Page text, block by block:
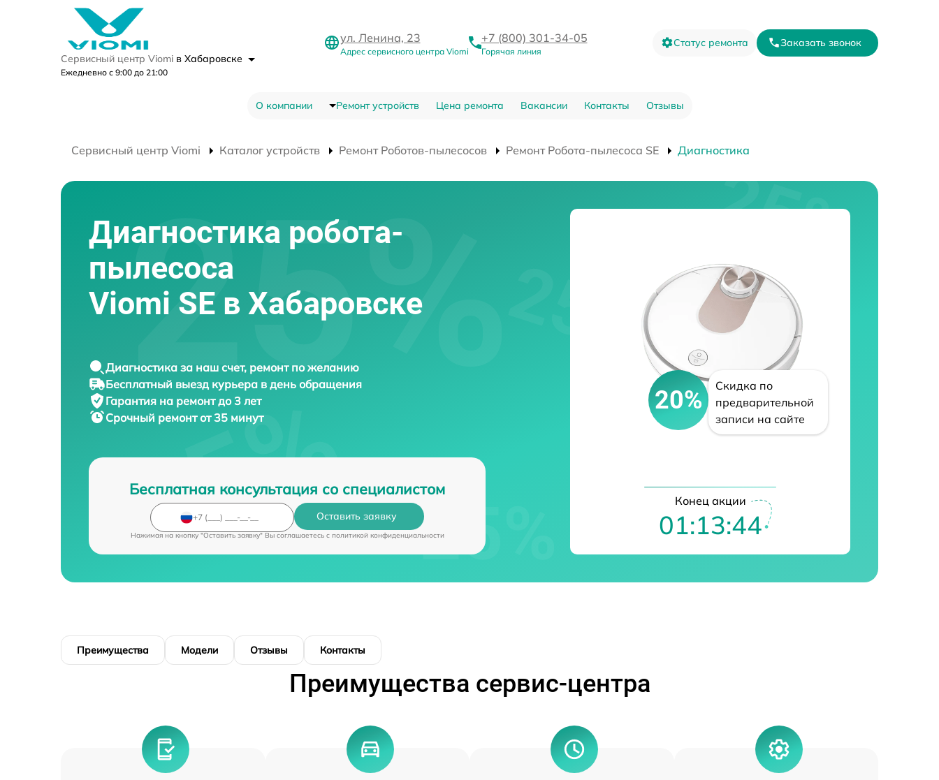
Сервисный центр Viomi в Хабаровске
Ежедневно с 9:00 до 21:00
ул. Ленина, 23
Адрес сервисного центра Viomi
+7 (800) 301-34-05
Горячая линия
Статус ремонта Заказать звонок
О компании Ремонт устройств Цена ремонта Вакансии Контакты Отзывы
Сервисный центр Viomi Каталог устройств Ремонт Роботов-пылесосов Ремонт Робота-пылесоса SE Диагностика
Диагностика робота-
пылесоса
Viomi SE в Хабаровске
Диагностика за наш счет, ремонт по желанию
Бесплатный выезд курьера в день обращения
Гарантия на ремонт до 3 лет
Срочный ремонт от 35 минут
Бесплатная консультация со специалистом
Оставить заявку
Нажимая на кнопку "Оставить заявку" Вы соглашаетесь c политикой конфиденциальности
20%
Скидка по
предварительной
записи на сайте
Конец акции
01:13:43
Преимущества Модели Отзывы Контакты
Преимущества сервис-центра